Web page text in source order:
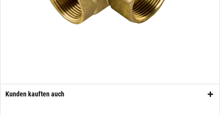
Kunden kauften auch